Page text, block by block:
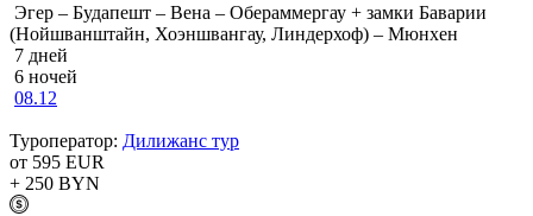
Эгер – Будапешт – Вена – Обераммергау + замки Баварии
(Нойшванштайн, Хоэншвангау, Линдерхоф) – Мюнхен
7 дней
6 ночей
08.12
Туроператор: Дилижанс тур
от 595 EUR
+ 250 BYN